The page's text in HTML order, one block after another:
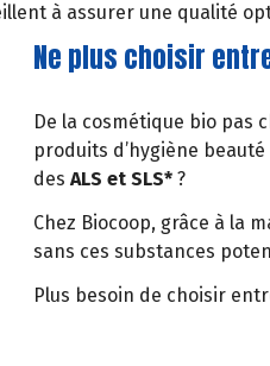
à assurer une qualité
Ne plus choisir
De la cosmétique bio pas
produits d’hygiène
des ALS et SLS* ?
Chez Biocoop, grâce à la
sans ces substances
Plus besoin de choisir